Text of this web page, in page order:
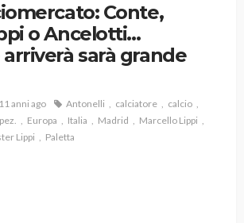
Conte,
o Ancelotti…
sarà grande
11 anni ago Antonelli calciatore
calcio
Europa Italia Madrid
Marcello Lippi
Lippi Paletta